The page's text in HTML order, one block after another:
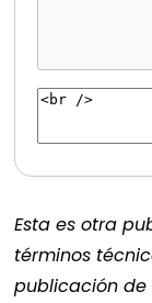
Esta es otra
términos
publicación de